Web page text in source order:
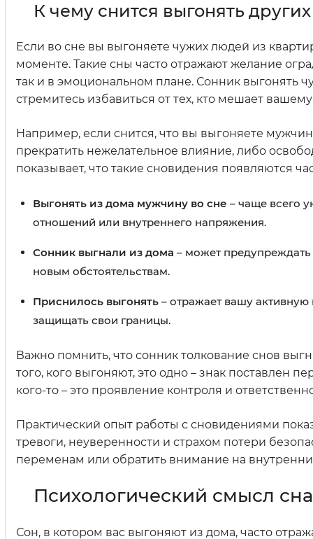
К чему снится выгонять
Если во сне вы выгоняете чужих людей из
моменте. Такие сны часто отражают желание
так и в эмоциональном плане. Сонник выгонять
стремитесь избавиться от тех, кто мешает
Например, если снится, что вы выгоняете
прекратить нежелательное влияние, либо
показывает, что такие сновидения появляются
Выгонять из дома мужчину во сне – чаще всего
отношений или внутреннего напряжения.
Сонник выгнали из дома – может
новым обстоятельствам.
Приснилось выгонять – отражает вашу
защищать свои границы.
Важно помнить, что сонник толкование снов
того, кого выгоняют, это одно – знак поставлен
кого-то – это проявление контроля и
Практический опыт работы с сновидениями
тревоги, неуверенности и страхом потери
переменам или обратить внимание на
Психологический смысл
Сон, в котором вас выгоняют из дома, часто